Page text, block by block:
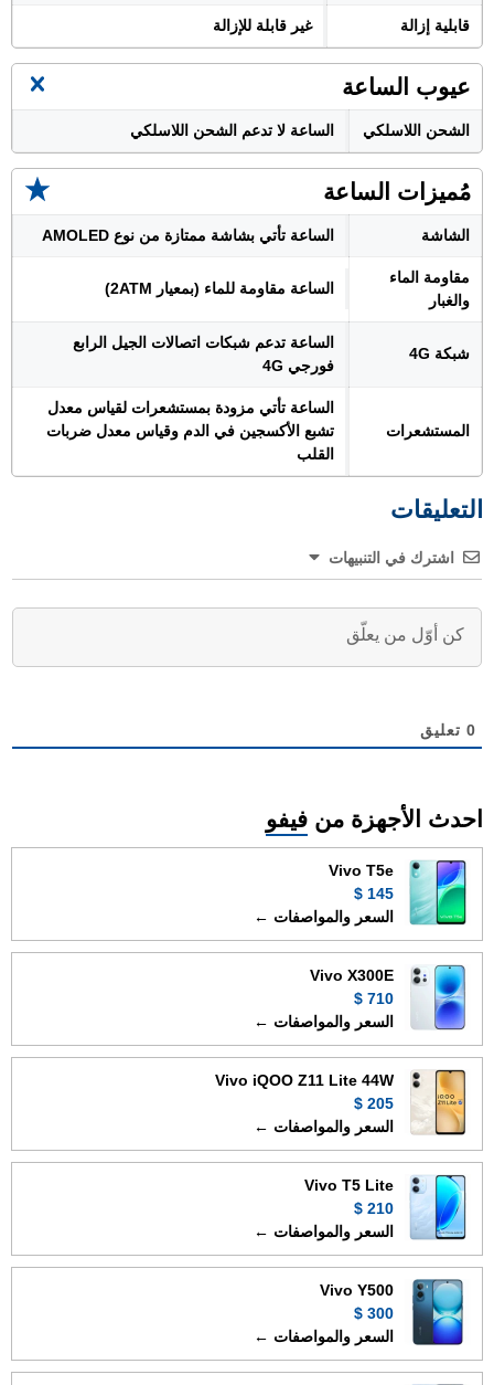
قابلية إزالة غير قابلة للإزالة
عيوب الساعة
الشحن اللاسلكي الساعة لا تدعم الشحن اللاسلكي
مُميزات الساعة
الشاشة الساعة تأتي بشاشة ممتازة من نوع AMOLED
مقاومة الماء
والغبار
الساعة مقاومة للماء (بمعيار 2ATM)
شبكة 4G
الساعة تدعم شبكات اتصالات الجيل الرابع
فورجي 4G
المستشعرات
الساعة تأتي مزودة بمستشعرات لقياس معدل
تشبع الأكسجين في الدم وقياس معدل ضربات
القلب
التعليقات
اشترك في التنبيهات
0 تعليق
احدث الأجهزة من فيفو
Vivo T5e
145 $
السعر والمواصفات ←
Vivo X300E
710 $
السعر والمواصفات ←
Vivo iQOO Z11 Lite 44W
205 $
السعر والمواصفات ←
Vivo T5 Lite
210 $
السعر والمواصفات ←
Vivo Y500
300 $
السعر والمواصفات ←